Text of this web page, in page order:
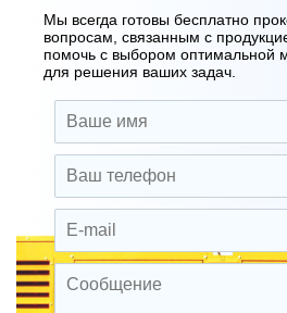
Мы всегда готовы бесплатно
вопросам, связанным с
помочь с выбором оптимальной
для решения ваших задач.